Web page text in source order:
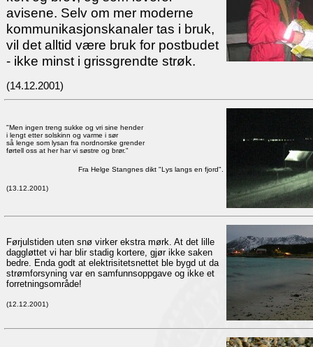
avisene. Selv om mer moderne
kommunikasjonskanaler tas i bruk,
vil det alltid være bruk for postbudet
- ikke minst i grissgrendte strøk.
(14.12.2001)
"Men ingen treng sukke og vri sine hender
i lengt etter solskinn og varme i sør
så lenge som lysan fra nordnorske grender
førtell oss at her har vi søstre og brør."
Fra Helge Stangnes dikt "Lys langs en fjord".
(13.12.2001)
Førjulstiden uten snø virker ekstra mørk. At det lille
daggløttet vi har blir stadig kortere, gjør ikke saken
bedre. Enda godt at elektrisitetsnettet ble bygd ut da
strømforsyning var en samfunnsoppgave og ikke et
forretningsområde!
(12.12.2001)